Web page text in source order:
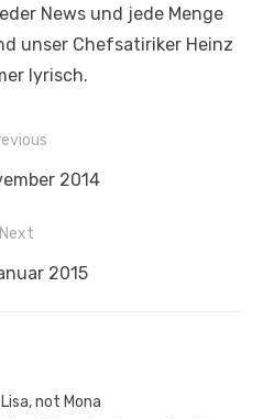
News und jede Menge
unser Chefsatiriker Heinz
lyrisch.
2014
Next
2015
Lisa, not Mona